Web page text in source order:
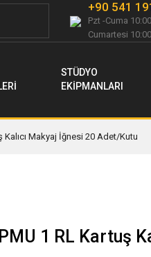
+90 541
Pzt -Cuma
Cumartesi
STÜDYO
EKİPMANLARI
Kalıcı Makyaj İğnesi 20 Adet/Kutu
1 RL Kartuş